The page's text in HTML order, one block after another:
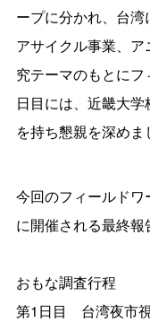
ープに分かれ、台
アサイクル事業、ア
究テーマのもとに
日目には、近畿大
を持ち懇親を深めま
今回のフィールドワ
に開催される最終報
おもな調査行程
第1日目 台湾夜市